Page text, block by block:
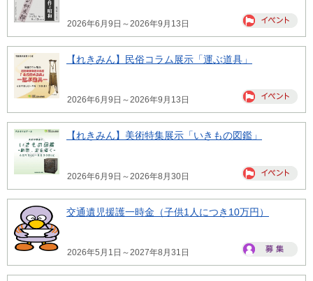
2026年6月9日～2026年9月13日
【れきみん】民俗コラム展示「運ぶ道具」
2026年6月9日～2026年9月13日
【れきみん】美術特集展示「いきもの図鑑」
2026年6月9日～2026年8月30日
交通遺児援護一時金（子供1人につき10万円）
2026年5月1日～2027年8月31日